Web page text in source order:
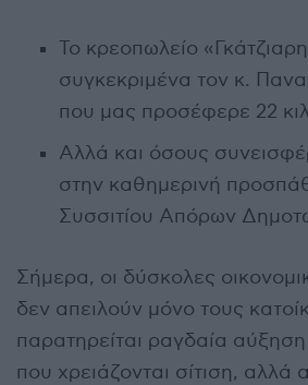
Το κρεοπωλείο
συγκεκριμένα τον κ.
που μας προσέφερε 22
Αλλά και όσους
στην καθημερινή
Συσσιτίου Απόρων
Σήμερα, οι δύσκολες
δεν απειλούν μόνο τους
παρατηρείται ραγδαία
που χρειάζονται σίτιση, αλλά